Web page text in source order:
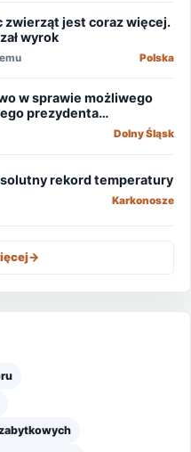
zwierząt jest coraz więcej.
wyrok
Polska
w sprawie możliwego
prezydenta
Dolny Śląsk
rekord temperatury
Karkonosze
->